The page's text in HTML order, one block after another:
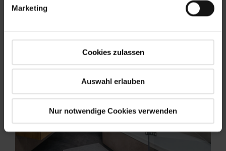
Marketing
Cookies zulassen
Auswahl erlauben
Nur notwendige Cookies verwenden